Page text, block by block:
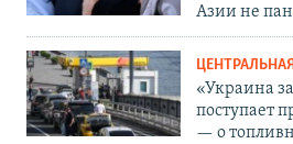
Азии не
«Украина
поступает
— о